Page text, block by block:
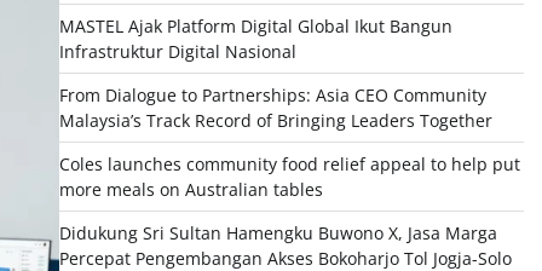
MASTEL Ajak Platform Digital Global Ikut Bangun
Infrastruktur Digital Nasional
From Dialogue to Partnerships: Asia CEO Community
Malaysia’s Track Record of Bringing Leaders Together
Coles launches community food relief appeal to help put
more meals on Australian tables
Didukung Sri Sultan Hamengku Buwono X, Jasa Marga
Percepat Pengembangan Akses Bokoharjo Tol Jogja-Solo